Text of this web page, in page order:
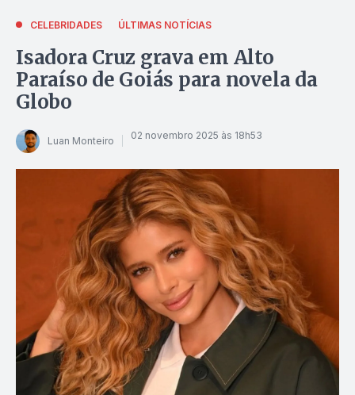
CELEBRIDADES ÚLTIMAS NOTÍCIAS
Isadora Cruz grava em Alto
Paraíso de Goiás para novela da
Globo
Luan Monteiro 02 novembro 2025 às 18h53